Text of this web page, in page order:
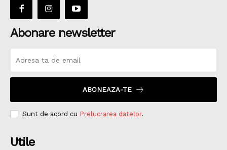
Abonare newsletter
ABONEAZA-TE
Sunt de acord cu Prelucrarea datelor.
Utile